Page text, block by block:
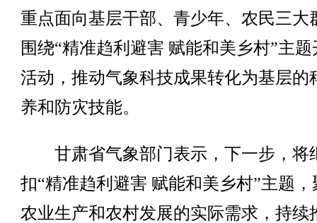
重点面向基层干部、青少年、农民三大
围绕“精准趋利避害 赋能和美乡村”主题
活动，推动气象科技成果转化为基层的
养和防灾技能。
甘肃省气象部门表示，下一步，将
扣“精准趋利避害 赋能和美乡村”主题，
农业生产和农村发展的实际需求，持续